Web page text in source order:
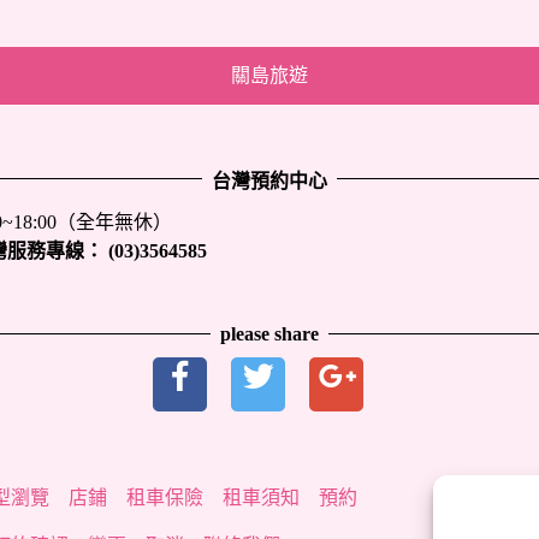
關島旅遊
台灣預約中心
（全年無休）
服務專線： (03)3564585
please share
瀏覽 店鋪 租車保險 租車須知 預約